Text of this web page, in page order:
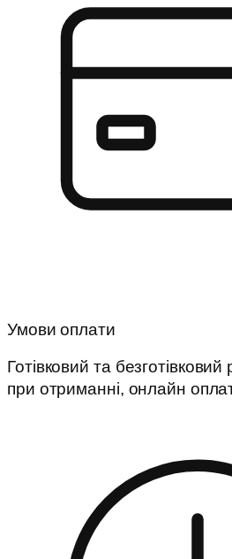
Умови оплати
Готівковий та
при отриманні, онлайн